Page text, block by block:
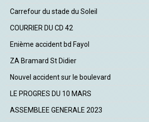
Carrefour du stade du Soleil
COURRIER DU CD 42
Enième accident bd Fayol
ZA Bramard St Didier
Nouvel accident sur le boulevard
LE PROGRES DU 10 MARS
ASSEMBLEE GENERALE 2023